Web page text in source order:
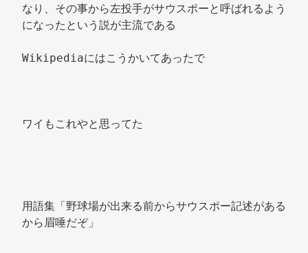
なり、その事から左投手がサウスポーと呼ばれるよう
になったという説が主流である
Wikipediaにはこうかいてあったで
ワイもこれやと思ってた
用語集「野球場が出来る前からサウスポー記述がある
から眉唾だぞ」